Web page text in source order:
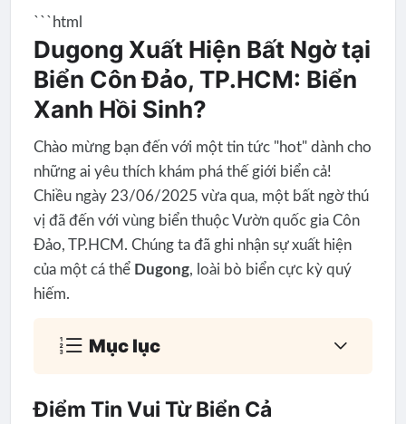
```html
Dugong Xuất Hiện Bất Ngờ tại
Biển Côn Đảo, TP.HCM: Biển
Xanh Hồi Sinh?
Chào mừng bạn đến với một tin tức "hot" dành cho
những ai yêu thích khám phá thế giới biển cả!
Chiều ngày 23/06/2025 vừa qua, một bất ngờ thú
vị đã đến với vùng biển thuộc Vườn quốc gia Côn
Đảo, TP.HCM. Chúng ta đã ghi nhận sự xuất hiện
của một cá thể Dugong, loài bò biển cực kỳ quý
hiếm.
Mục lục
Điểm Tin Vui Từ Biển Cả